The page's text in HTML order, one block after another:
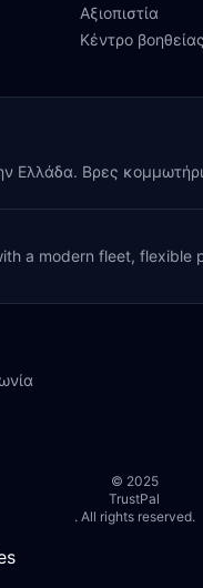
Αξιοπιστία
Κέντρο βοηθείας
Ελλάδα. Βρες
a modern fleet,
© 2025
TrustPal
. All rights reserved.